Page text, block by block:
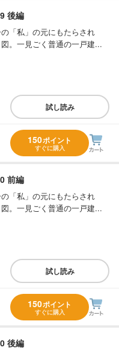
後編
「私」の元にもたらされ
。一見ごく普通の一戸建...
試し読み
150ポイント
すぐに購入
前編
「私」の元にもたらされ
。一見ごく普通の一戸建...
試し読み
150ポイント
すぐに購入
後編